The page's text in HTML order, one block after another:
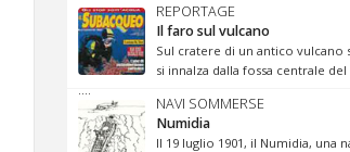
REPORTAGE
Il faro sul vulcano
Sul cratere di un antico vulcano
si innalza dalla fossa centrale del
NAVI SOMMERSE
Numidia
Il 19 luglio 1901, il Numidia, una